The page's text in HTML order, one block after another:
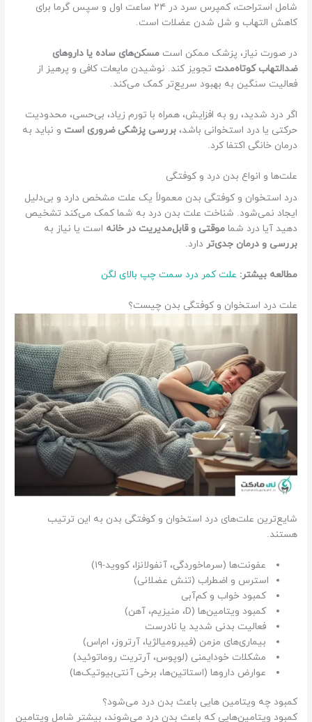
شامل استراحت، کمپرس سرد در ۲۴ ساعت اول و سپس گرما برای
کاهش التهاب و شل شدن عضلات است.
در صورت نیاز، پزشک ممکن استمسکن‌های ساده یا داروهای
ضدالتهاب کوتاه‌مدت تجویز کند. نوشیدن مایعات کافی و پرهیز از
فعالیت سنگین به بهبود سریع‌تر کمک می‌کند.
اگر درد شدید، رو به افزایش، همراه با تورم زیاد، بی‌حسی، محدودیت
حرکتی یا درد استخوانی باشد،بررسی پزشکی ضروری است و نباید به
درمان خانگی اکتفا کرد.
علت‌‌ها و انواع بدن درد و کوفتگی
درد استخوان و کوفتگی بدن معمولاً یک علت مشخص دارد و بی‌دلیل
ایجاد نمی‌شود. شناخت علت بدن درد به شما کمک می‌کند تشخیص
دهید آیا درد شماموقتی و قابل‌مدیریت در خانه است یا نیاز به
بررسی و درمان جدی‌تر دارد.
مطالعه بیشتر: علت کمر درد سمت چپ بالای لگن
علت درد استخوان و کوفتگی بدن چیست؟
شایع‌ترین علت‌های درد استخوان و کوفتگی بدن به این ترتیب
هستند.
عفونت‌ها (سرماخوردگی، آنفولانزا، کووید-۱۹)
استرس و اضطراب (تنش عضلانی)
کمبود خواب و کم‌آبی
کمبود ویتامین‌ها (D، منیزیم، آهن)
فعالیت بدنی شدید یا نادرست
بیماری‌های مزمن (فیبرومیالژیا، آرتروز، ام‌اس)
مشکلات خودایمنی (لوپوس، آرتریت روماتوئید)
عوارض داروها (استاتین‌ها، برخی آنتی‌بیوتیک‌ها)
کمبود چه ویتامین هایی باعث بدن درد می‌شود؟
کمبود ویتامین‌هایی که باعث بدن درد می‌شوند، بیشتر شامل ویتامین